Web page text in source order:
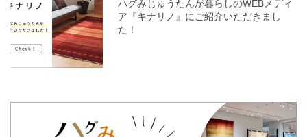
ハグみじゅうたんが暮らしのWEBメディ
ア『キナリノ』にご紹介いただきまし
た！